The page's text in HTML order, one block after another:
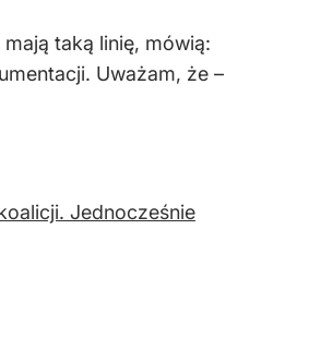
taką linię, mówią:
Uważam, że –
Jednocześnie